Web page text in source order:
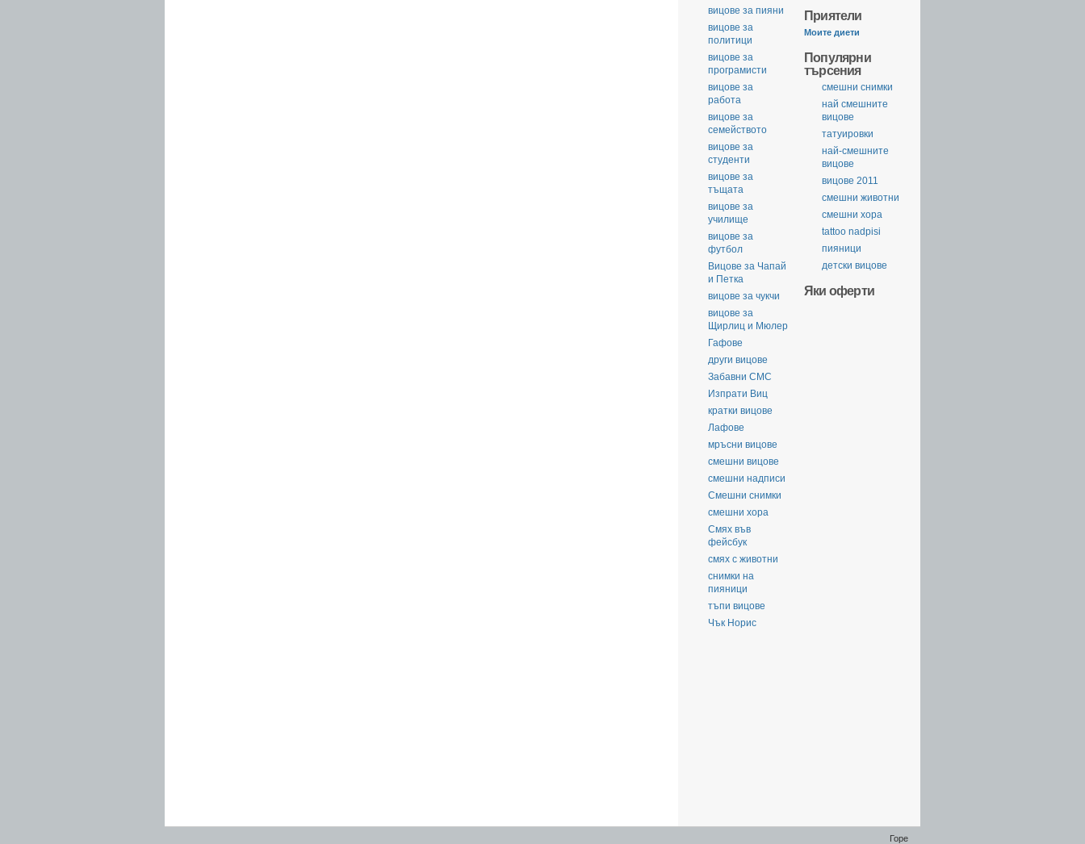
Приятели
Моите диети
Популярни
търсения
смешни снимки
най смешните
вицове
татуировки
най-смешните
вицове
вицове 2011
смешни животни
смешни хора
tattoo nadpisi
пияници
детски вицове
Яки оферти
вицове за пияни
вицове за
политици
вицове за
програмисти
вицове за
работа
вицове за
семейството
вицове за
студенти
вицове за
тъщата
вицове за
училище
вицове за
футбол
Вицове за Чапай
и Петка
вицове за чукчи
вицове за
Щирлиц и Мюлер
Гафове
други вицове
Забавни СМС
Изпрати Виц
кратки вицове
Лафове
мръсни вицове
смешни вицове
смешни надписи
Смешни снимки
смешни хора
Смях във
фейсбук
смях с животни
снимки на
пияници
тъпи вицове
Чък Норис
Горе